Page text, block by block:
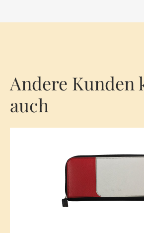
Andere Kunden
auch